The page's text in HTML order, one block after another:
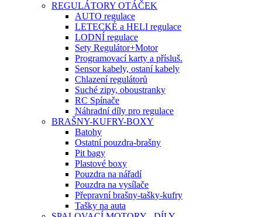
REGULÁTORY OTÁČEK
AUTO regulace
LETECKÉ a HELI regulace
LODNÍ regulace
Sety Regulátor+Motor
Programovací karty a přísluš.
Sensor kabely, ostaní kabely
Chlazení regulátorů
Suché zipy, oboustranky
RC Spínače
Náhradní díly pro regulace
BRAŠNY-KUFRY-BOXY
Batohy
Ostatní pouzdra-brašny
Pit bagy
Plastové boxy
Pouzdra na nářadí
Pouzdra na vysílače
Přepravní brašny-tašky-kufry
Tašky na auta